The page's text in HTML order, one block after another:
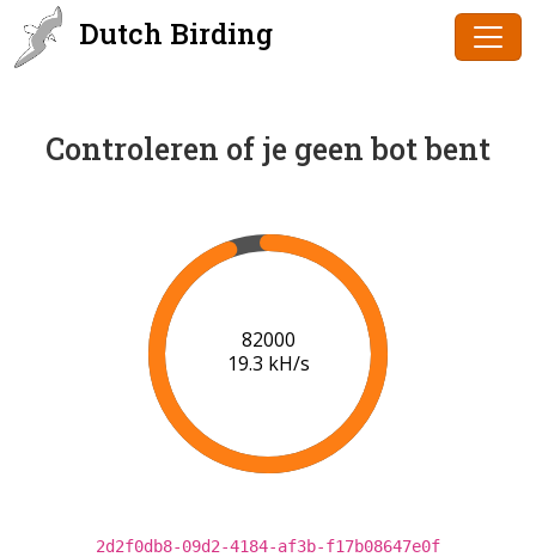
Dutch Birding
Controleren of je geen bot bent
83000
19.4 kH/s
2d2f0db8-09d2-4184-af3b-f17b08647e0f